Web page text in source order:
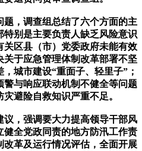
，调查组总结了六个方面的主
别是主要负责人缺乏风险意识
区县（市）党委政府未能有效
于应急管理体制改革部署不坚
城市建设“重面子、轻里子”；
与响应联动机制不健全等问题
避险自救知识严重不足。
，强调要大力提高领导干部风
健全党政同责的地方防汛工作责
革及运行情况评估，全面开展